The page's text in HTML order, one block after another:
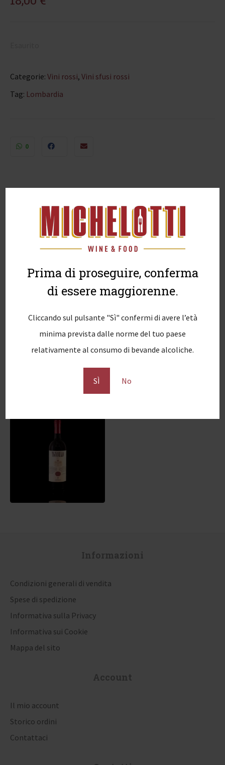
Prima di proseguire, conferma
di essere maggiorenne.
Cliccando sul pulsante "Sì" confermi di avere l’età
minima prevista dalle norme del tuo paese
relativamente al consumo di bevande alcoliche.
SÌ No
Categorie: Vini rossi, Vini sfusi rossi
Tag: Lombardia
0
DESCRIZIONE
INFORMAZIONI AGGIUNTIVE
Vino Rosso Cantine Scolari (Lombardia-Lago di
Garda)
Alcool: 12,0 %
Guarda anche...
Informazioni
Condizioni generali di vendita
Spese di spedizione
Informativa sulla Privacy
Informativa sui Cookie
Mappa del sito
Account
Il mio account
Storico ordini
Contattaci